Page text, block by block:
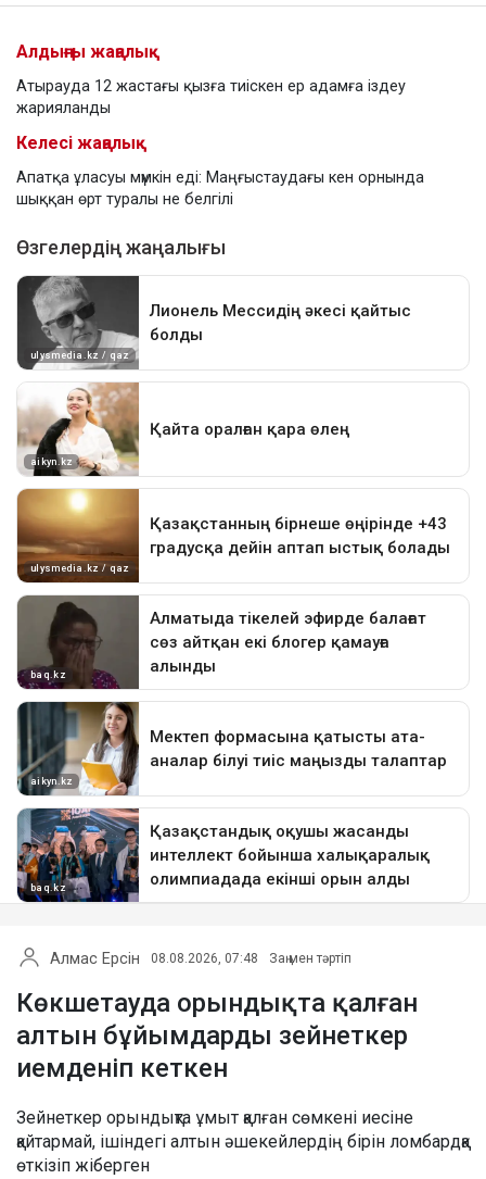
Алдыңғы жаңалық
Атырауда 12 жастағы қызға тиіскен ер адамға іздеу
жарияланды
Келесі жаңалық
Апатқа ұласуы мүмкін еді: Маңғыстаудағы кен орнында
шыққан өрт туралы не белгілі
Алмас Ерсін 08.08.2026, 07:48 Заң мен тәртіп
Көкшетауда орындықта қалған
алтын бұйымдарды зейнеткер
иемденіп кеткен
Зейнеткер орындықта ұмыт қалған сөмкені иесіне
қайтармай, ішіндегі алтын әшекейлердің бірін ломбардқа
өткізіп жіберген